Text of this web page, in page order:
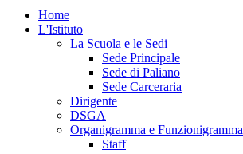
Home
L'Istituto
La Scuola e le Sedi
Sede Principale
Sede di Paliano
Sede Carceraria
Dirigente
DSGA
Organigramma e Funzionigramma
Staff